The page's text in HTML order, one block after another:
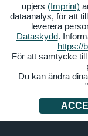
Imprint
upjers (Imprint)
dataanalys, för att
leverera
Dataskydd.
https://
För att samtycke
Du kan ändra